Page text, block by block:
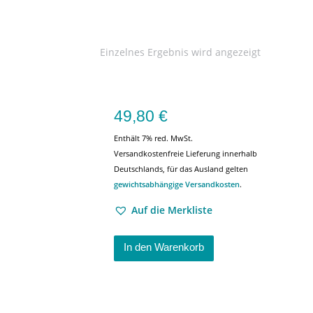
Einzelnes Ergebnis wird angezeigt
49,80 €
Enthält 7% red. MwSt.
Versandkostenfreie Lieferung innerhalb
Deutschlands, für das Ausland gelten
gewichtsabhängige Versandkosten.
Auf die Merkliste
In den Warenkorb